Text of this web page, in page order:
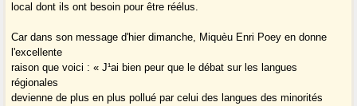
local dont ils ont besoin pour être réélus.
Car dans son message d'hier dimanche, Miquèu Enri Poey en donne
l'excellente
raison que voici : « J¹ai bien peur que le débat sur les langues
régionales
devienne de plus en plus pollué par celui des langues des minorités